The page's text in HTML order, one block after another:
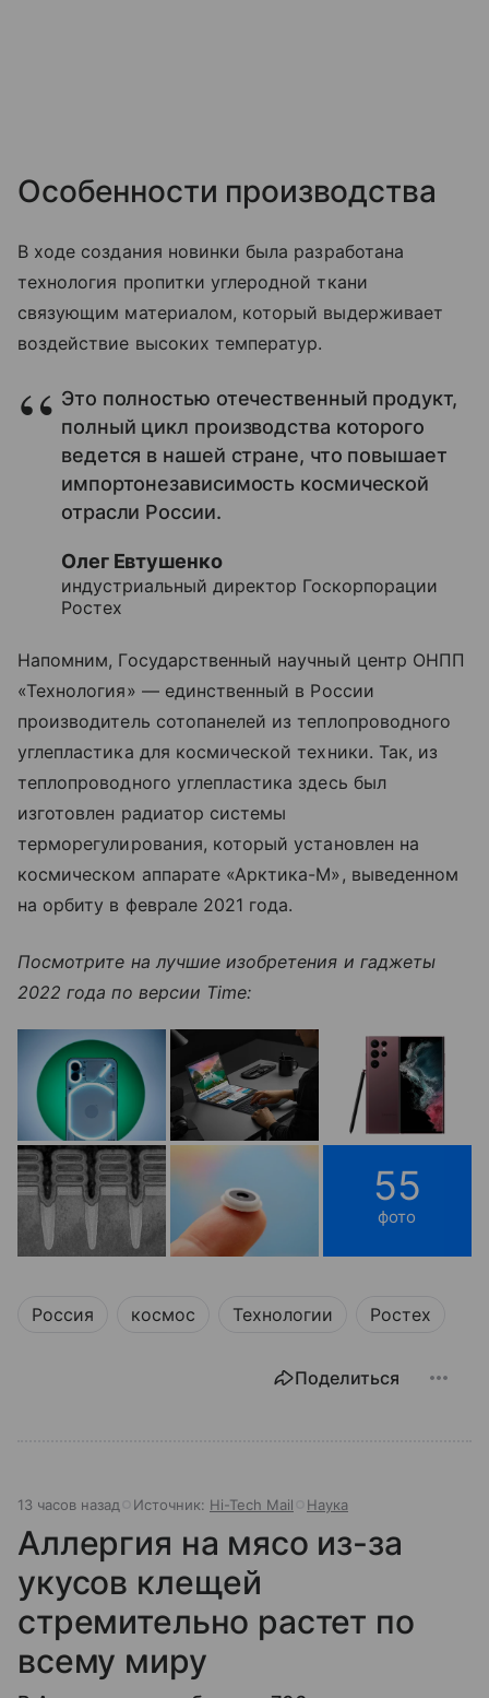
Особенности производства
В ходе создания новинки была разработана
технология пропитки углеродной ткани
связующим материалом, который выдерживает
воздействие высоких температур.
Это полностью отечественный продукт,
полный цикл производства которого
ведется в нашей стране, что повышает
импортонезависимость космической
отрасли России.
Олег Евтушенко
индустриальный директор Госкорпорации
Ростех
Напомним, Государственный научный центр ОНПП
«Технология» —единственный в России
производитель сотопанелей из теплопроводного
углепластика для космической техники. Так, из
теплопроводного углепластика здесь был
изготовлен радиатор системы
терморегулирования, который установлен на
космическом аппарате «Арктика-М», выведенном
на орбиту в феврале 2021 года.
Посмотрите на лучшие изобретения и гаджеты
2022 года по версии Time:
55
фото
Россия космос Технологии Ростех
Поделиться
13 часов назад Источник: Hi-Tech Mail Наука
Аллергия на мясо из-за
укусов клещей
стремительно растет по
всему миру